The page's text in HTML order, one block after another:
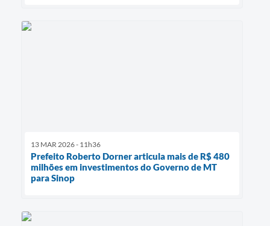
13 MAR 2026 - 11h36
Prefeito Roberto Dorner articula mais de R$ 480
milhões em investimentos do Governo de MT
para Sinop